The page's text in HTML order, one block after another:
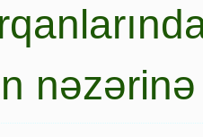
nəzərinə